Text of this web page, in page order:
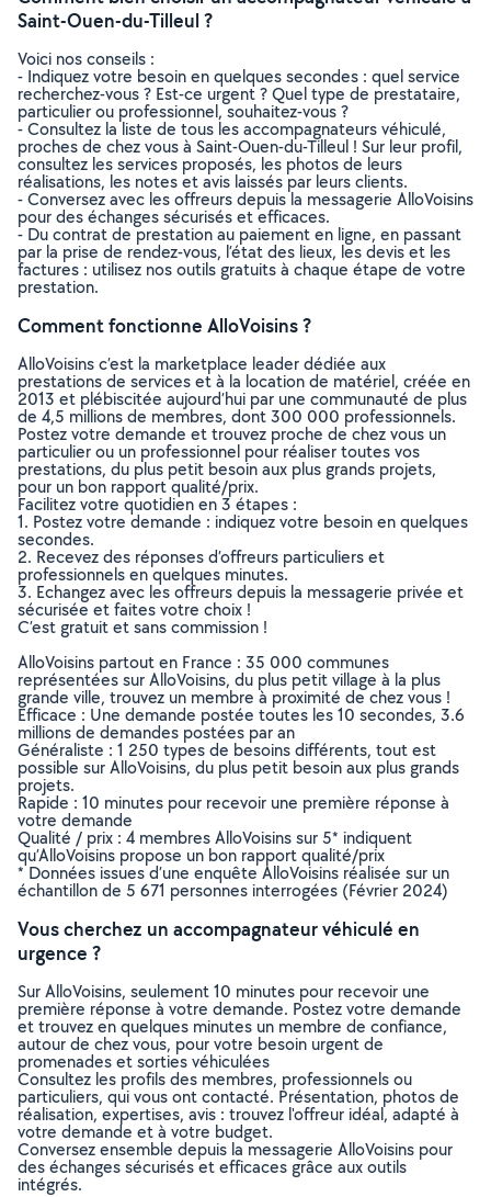
Saint-Ouen-du-Tilleul ?
Voici nos conseils :
- Indiquez votre besoin en quelques secondes : quel service
recherchez-vous ? Est-ce urgent ? Quel type de prestataire,
particulier ou professionnel, souhaitez-vous ?
- Consultez la liste de tous les accompagnateurs véhiculé,
proches de chez vous à Saint-Ouen-du-Tilleul ! Sur leur profil,
consultez les services proposés, les photos de leurs
réalisations, les notes et avis laissés par leurs clients.
- Conversez avec les offreurs depuis la messagerie AlloVoisins
pour des échanges sécurisés et efficaces.
- Du contrat de prestation au paiement en ligne, en passant
par la prise de rendez-vous, l’état des lieux, les devis et les
factures : utilisez nos outils gratuits à chaque étape de votre
prestation.
Comment fonctionne AlloVoisins ?
AlloVoisins c’est la marketplace leader dédiée aux
prestations de services et à la location de matériel, créée en
2013 et plébiscitée aujourd’hui par une communauté de plus
de 4,5 millions de membres, dont 300 000 professionnels.
Postez votre demande et trouvez proche de chez vous un
particulier ou un professionnel pour réaliser toutes vos
prestations, du plus petit besoin aux plus grands projets,
pour un bon rapport qualité/prix.
Facilitez votre quotidien en 3 étapes :
1. Postez votre demande : indiquez votre besoin en quelques
secondes.
2. Recevez des réponses d’offreurs particuliers et
professionnels en quelques minutes.
3. Echangez avec les offreurs depuis la messagerie privée et
sécurisée et faites votre choix !
C’est gratuit et sans commission !
AlloVoisins partout en France : 35 000 communes
représentées sur AlloVoisins, du plus petit village à la plus
grande ville, trouvez un membre à proximité de chez vous !
Efficace : Une demande postée toutes les 10 secondes, 3.6
millions de demandes postées par an
Généraliste : 1 250 types de besoins différents, tout est
possible sur AlloVoisins, du plus petit besoin aux plus grands
projets.
Rapide : 10 minutes pour recevoir une première réponse à
votre demande
Qualité / prix : 4 membres AlloVoisins sur 5* indiquent
qu’AlloVoisins propose un bon rapport qualité/prix
* Données issues d’une enquête AlloVoisins réalisée sur un
échantillon de 5 671 personnes interrogées (Février 2024)
Vous cherchez un accompagnateur véhiculé en
urgence ?
Sur AlloVoisins, seulement 10 minutes pour recevoir une
première réponse à votre demande. Postez votre demande
et trouvez en quelques minutes un membre de confiance,
autour de chez vous, pour votre besoin urgent de
promenades et sorties véhiculées
Consultez les profils des membres, professionnels ou
particuliers, qui vous ont contacté. Présentation, photos de
réalisation, expertises, avis : trouvez l'offreur idéal, adapté à
votre demande et à votre budget.
Conversez ensemble depuis la messagerie AlloVoisins pour
des échanges sécurisés et efficaces grâce aux outils
intégrés.